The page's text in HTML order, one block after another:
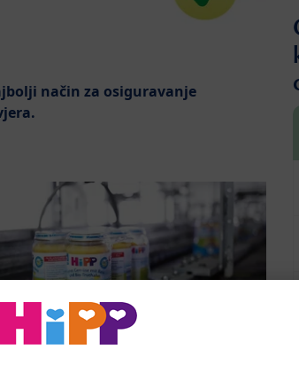
način za osiguravanje
način da se osigura optimalna kvaliteta je